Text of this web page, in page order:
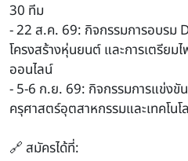
30 ทีม
- 22 ส.ค. 69: กิจกรรมการอบรม
โครงสร้างหุ่นยนต์ และการเตรียม
ออนไลน์
- 5-6 ก.ย. 69: กิจกรรมการแข่ง
ครุศาสตร์อุตสาหกรรมและเทคโน
🔗 สมัครได้ที่: